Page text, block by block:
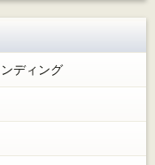
ディング